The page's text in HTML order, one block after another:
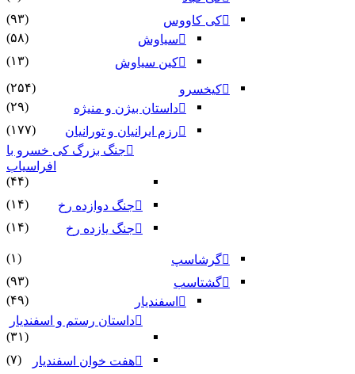
کی کاووس
(۹۳)
سیاوش
(۵۸)
کین سیاوش
(۱۳)
کیخسرو
(۲۵۴)
داستان بیژن و منیژه
(۲۹)
رزم ایرانیان و تورانیان
(۱۷۷)
جنگ بزرگ کی خسرو با
افراسیاب
(۴۴)
جنگ دوازده رخ
(۱۴)
جنگ یازده رخ
(۱۴)
گرشاسپ
(۱)
گشتاسب
(۹۳)
اسفندیار
(۴۹)
داستان رستم و اسفندیار
(۳۱)
هفت خوان اسفندیار
(۷)